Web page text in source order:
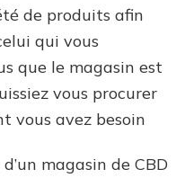
de produits afin
qui vous
que le magasin est
vous procurer
vous avez besoin
magasin de CBD